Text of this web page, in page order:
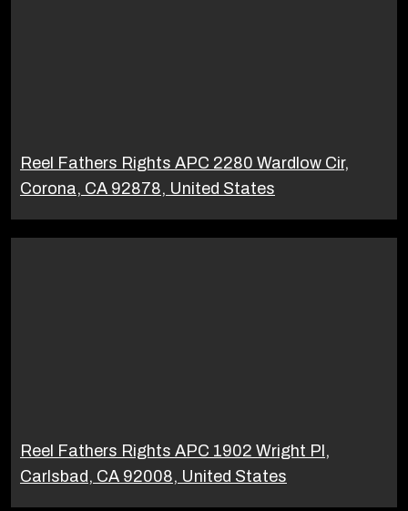
Reel Fathers Rights APC 2280 Wardlow Cir,
Corona, CA 92878, United States
Reel Fathers Rights APC 1902 Wright Pl,
Carlsbad, CA 92008, United States